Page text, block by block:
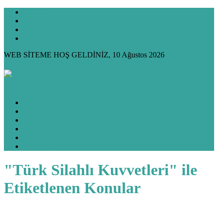
WEB SİTEME HOŞ GELDİNİZ, 10 Ağustos 2026
"Türk Silahlı Kuvvetleri" ile
Etiketlenen Konular